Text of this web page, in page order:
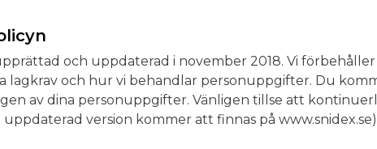
och uppdaterad i november 2018. Vi
lagkrav och hur vi behandlar personuppgifter. Du
av dina personuppgifter. Vänligen tillse att
version kommer att finnas på